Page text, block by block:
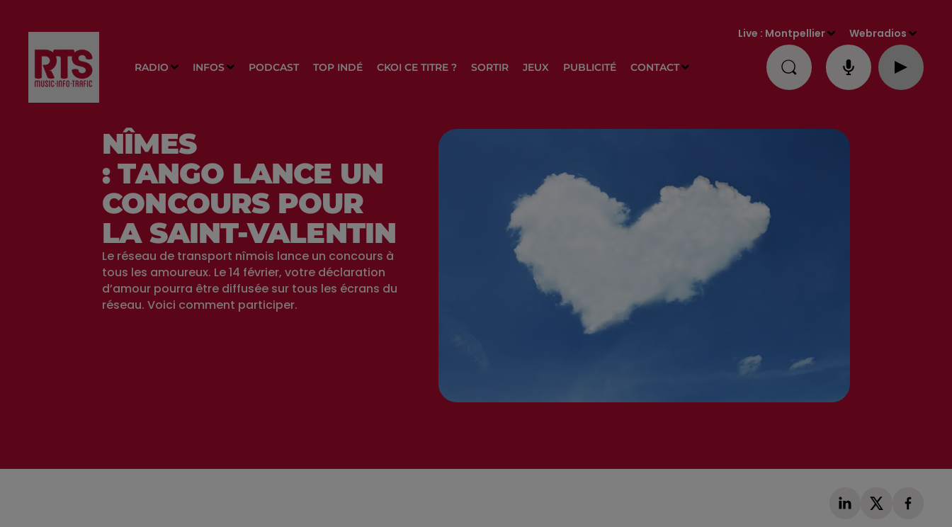
RADIO INFOS PODCAST TOP INDÉ CKOI CE TITRE ? SORTIR JEUX PUBLICITÉ CONTACT
Live : Montpellier Webradios
NÎMES
: TANGO LANCE UN
CONCOURS POUR
LA SAINT-VALENTIN
Le réseau de transport nîmois lance un concours à
tous les amoureux. Le 14 février, votre déclaration
d’amour pourra être diffusée sur tous les écrans du
réseau. Voici comment participer.